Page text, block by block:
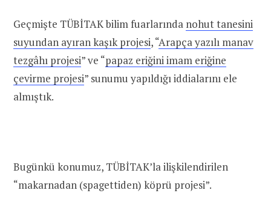
Geçmişte TÜBİTAK bilim fuarlarında nohut tanesini
suyundan ayıran kaşık projesi, “Arapça yazılı manav
tezgâhı projesi” ve “papaz eriğini imam eriğine
çevirme projesi” sunumu yapıldığı iddialarını ele
almıştık.
Bugünkü konumuz, TÜBİTAK’la ilişkilendirilen
“makarnadan (spagettiden) köprü projesi”.